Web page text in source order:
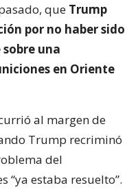
que Trump
por no haber sido
una
en Oriente
al margen de
Trump recriminó
del
“ya estaba resuelto”.